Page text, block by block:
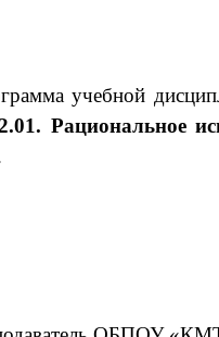
учебной
Рациональное